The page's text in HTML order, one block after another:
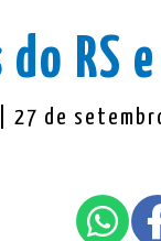
RS
| 27 de